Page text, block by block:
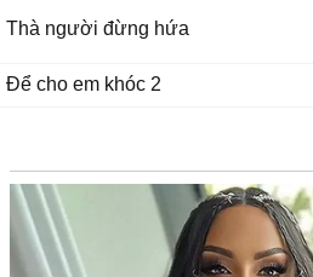
Thà người đừng hứa
Để cho em khóc 2